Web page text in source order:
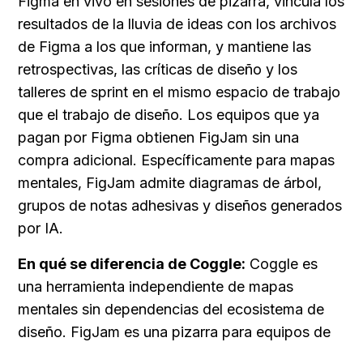
resultados de la lluvia de ideas con los archivos
de Figma a los que informan, y mantiene las
retrospectivas, las críticas de diseño y los
talleres de sprint en el mismo espacio de trabajo
que el trabajo de diseño. Los equipos que ya
pagan por Figma obtienen FigJam sin una
compra adicional. Específicamente para mapas
mentales, FigJam admite diagramas de árbol,
grupos de notas adhesivas y diseños generados
por IA.
En qué se diferencia de Coggle: Coggle es
una herramienta independiente de mapas
mentales sin dependencias del ecosistema de
diseño. FigJam es una pizarra para equipos de